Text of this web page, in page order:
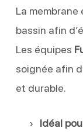
La
bassin afin
Les équipes
soignée afin
et durable.
Idéal